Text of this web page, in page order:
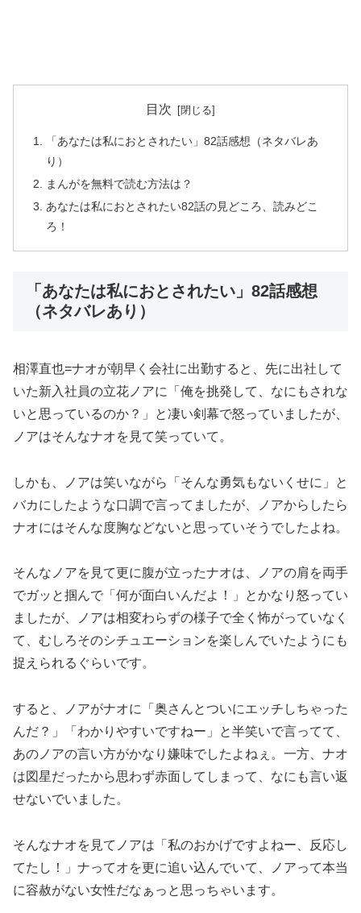
目次
「あなたは私におとされたい」82話感想（ネタバレあ
り）
まんがを無料で読む方法は？
あなたは私におとされたい82話の見どころ、読みどこ
ろ！
「あなたは私におとされたい」82話感想
（ネタバレあり）
相澤直也=ナオが朝早く会社に出勤すると、先に出社して
いた新入社員の立花ノアに「俺を挑発して、なにもされな
いと思っているのか？」と凄い剣幕で怒っていましたが、
ノアはそんなナオを見て笑っていて。
しかも、ノアは笑いながら「そんな勇気もないくせに」と
バカにしたような口調で言ってましたが、ノアからしたら
ナオにはそんな度胸などないと思っていそうでしたよね。
そんなノアを見て更に腹が立ったナオは、ノアの肩を両手
でガッと掴んで「何が面白いんだよ！」とかなり怒ってい
ましたが、ノアは相変わらずの様子で全く怖がっていなく
て、むしろそのシチュエーションを楽しんでいたようにも
捉えられるぐらいです。
すると、ノアがナオに「奥さんとついにエッチしちゃった
んだ？」「わかりやすいですねー」と半笑いで言ってて、
あのノアの言い方がかなり嫌味でしたよねぇ。一方、ナオ
は図星だったから思わず赤面してしまって、なにも言い返
せないでいました。
そんなナオを見てノアは「私のおかげですよねー、反応し
てたし！」ナってオを更に追い込んでいて、ノアって本当
に容赦がない女性だなぁっと思っちゃいます。